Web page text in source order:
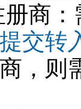
商
提交转
，则